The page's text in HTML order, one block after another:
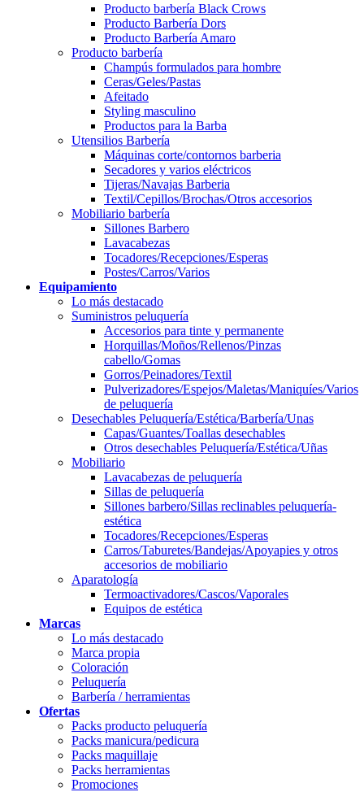
Producto barbería Black Crows
Producto Barbería Dors
Producto Barbería Amaro
Producto barbería
Champús formulados para hombre
Ceras/Geles/Pastas
Afeitado
Styling masculino
Productos para la Barba
Utensilios Barbería
Máquinas corte/contornos barberia
Secadores y varios eléctricos
Tijeras/Navajas Barberia
Textil/Cepillos/Brochas/Otros accesorios
Mobiliario barbería
Sillones Barbero
Lavacabezas
Tocadores/Recepciones/Esperas
Postes/Carros/Varios
Equipamiento
Lo más destacado
Suministros peluquería
Accesorios para tinte y permanente
Horquillas/Moños/Rellenos/Pinzas
cabello/Gomas
Gorros/Peinadores/Textil
Pulverizadores/Espejos/Maletas/Maniquíes/Varios
de peluquería
Desechables Peluquería/Estética/Barbería/Unas
Capas/Guantes/Toallas desechables
Otros desechables Peluquería/Estética/Uñas
Mobiliario
Lavacabezas de peluquería
Sillas de peluquería
Sillones barbero/Sillas reclinables peluquería-
estética
Tocadores/Recepciones/Esperas
Carros/Taburetes/Bandejas/Apoyapies y otros
accesorios de mobiliario
Aparatología
Termoactivadores/Cascos/Vaporales
Equipos de estética
Marcas
Lo más destacado
Marca propia
Coloración
Peluquería
Barbería / herramientas
Ofertas
Packs producto peluquería
Packs manicura/pedicura
Packs maquillaje
Packs herramientas
Promociones